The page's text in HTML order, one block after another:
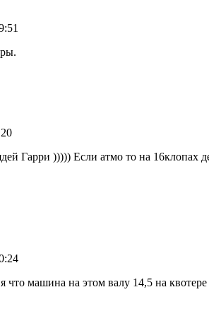
Гарри ))))) Если атмо то на 16клопах
машина на этом валу 14,5 на квотере